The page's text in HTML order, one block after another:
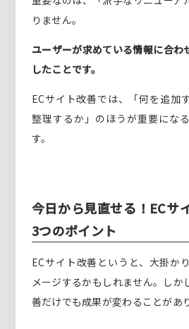
りません。
ユーザーが求めている情報に合わ
したことです。
ECサイト改善では、「何を追加
整理するか」のほうが重要にな
す。
今日から見直せる！ECサ
3つのポイント
ECサイト改善というと、大掛か
メージするかもしれません。しか
善だけでも成果が変わることがあ